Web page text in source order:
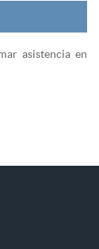
asistencia en